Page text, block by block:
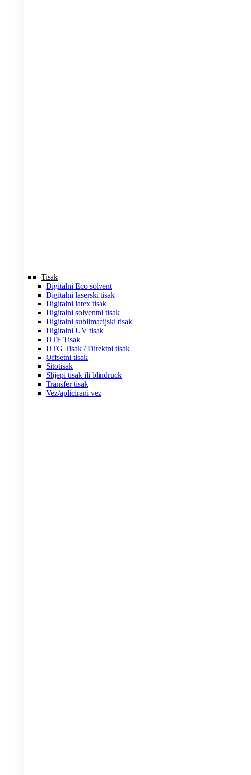
Tisak
Digitalni Eco solvent
Digitalni laserski tisak
Digitalni latex tisak
Digitalni solventni tisak
Digitalni sublimacijski tisak
Digitalni UV tisak
DTF Tisak
DTG Tisak / Direktni tisak
Offsetni tisak
Sitotisak
Slijepi tisak ili blindruck
Transfer tisak
Vez/aplicirani vez